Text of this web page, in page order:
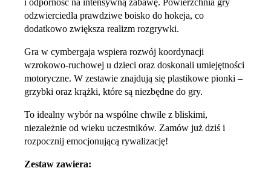
odzwierciedla prawdziwe boisko do hokeja, co
dodatkowo zwiększa realizm rozgrywki.
Gra w cymbergaja wspiera rozwój koordynacji
wzrokowo-ruchowej u dzieci oraz doskonali umiejętności
motoryczne. W zestawie znajdują się plastikowe pionki –
grzybki oraz krążki, które są niezbędne do gry.
To idealny wybór na wspólne chwile z bliskimi,
niezależnie od wieku uczestników. Zamów już dziś i
rozpocznij emocjonującą rywalizację!
Zestaw zawiera: